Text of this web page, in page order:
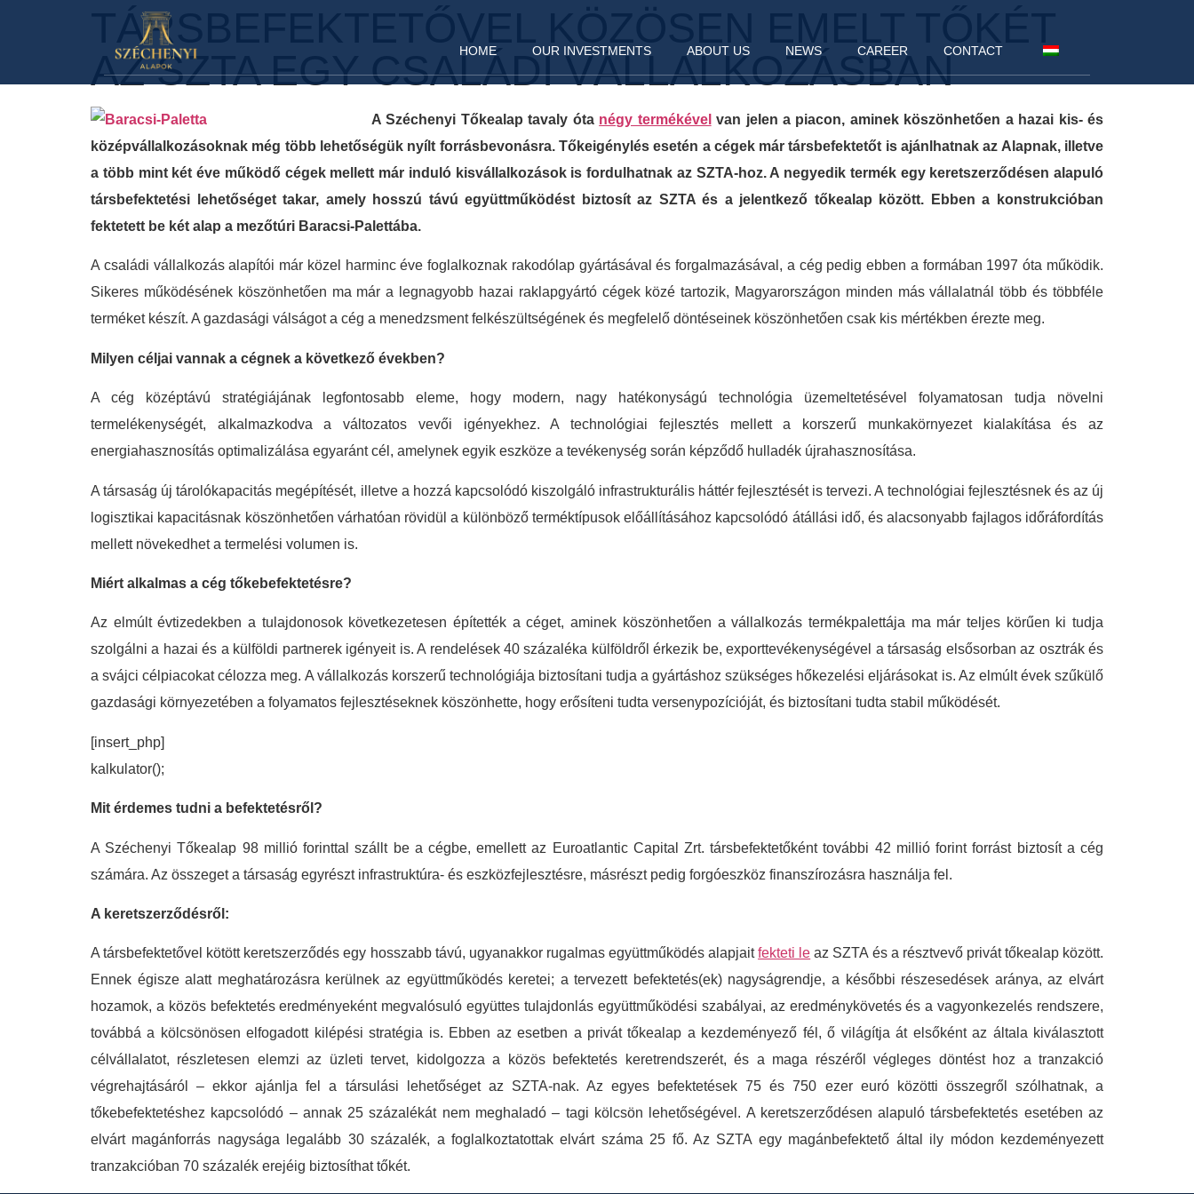
HOME OUR INVESTMENTS ABOUT US NEWS CAREER CONTACT
TÁRSBEFEKTETŐVEL KÖZÖSEN EMELT TŐKÉT
AZ SZTA EGY CSALÁDI VÁLLALKOZÁSBAN
A Széchenyi Tőkealap tavaly óta négy termékével van jelen a piacon, aminek köszönhetően a hazai kis- és
középvállalkozásoknak még több lehetőségük nyílt forrásbevonásra. Tőkeigénylés esetén a cégek már társbefektetőt is ajánlhatnak az Alapnak, illetve
a több mint két éve működő cégek mellett már induló kisvállalkozások is fordulhatnak az SZTA-hoz. A negyedik termék egy keretszerződésen alapuló
társbefektetési lehetőséget takar, amely hosszú távú együttműködést biztosít az SZTA és a jelentkező tőkealap között. Ebben a konstrukcióban
fektetett be két alap a mezőtúri Baracsi-Palettába.
A családi vállalkozás alapítói már közel harminc éve foglalkoznak rakodólap gyártásával és forgalmazásával, a cég pedig ebben a formában 1997 óta működik.
Sikeres működésének köszönhetően ma már a legnagyobb hazai raklapgyártó cégek közé tartozik, Magyarországon minden más vállalatnál több és többféle
terméket készít. A gazdasági válságot a cég a menedzsment felkészültségének és megfelelő döntéseinek köszönhetően csak kis mértékben érezte meg.
Milyen céljai vannak a cégnek a következő években?
A cég középtávú stratégiájának legfontosabb eleme, hogy modern, nagy hatékonyságú technológia üzemeltetésével folyamatosan tudja növelni
termelékenységét, alkalmazkodva a változatos vevői igényekhez. A technológiai fejlesztés mellett a korszerű munkakörnyezet kialakítása és az
energiahasznosítás optimalizálása egyaránt cél, amelynek egyik eszköze a tevékenység során képződő hulladék újrahasznosítása.
A társaság új tárolókapacitás megépítését, illetve a hozzá kapcsolódó kiszolgáló infrastrukturális háttér fejlesztését is tervezi. A technológiai fejlesztésnek és az új
logisztikai kapacitásnak köszönhetően várhatóan rövidül a különböző terméktípusok előállításához kapcsolódó átállási idő, és alacsonyabb fajlagos időráfordítás
mellett növekedhet a termelési volumen is.
Miért alkalmas a cég tőkebefektetésre?
Az elmúlt évtizedekben a tulajdonosok következetesen építették a céget, aminek köszönhetően a vállalkozás termékpalettája ma már teljes körűen ki tudja
szolgálni a hazai és a külföldi partnerek igényeit is. A rendelések 40 százaléka külföldről érkezik be, exporttevékenységével a társaság elsősorban az osztrák és
a svájci célpiacokat célozza meg. A vállalkozás korszerű technológiája biztosítani tudja a gyártáshoz szükséges hőkezelési eljárásokat is. Az elmúlt évek szűkülő
gazdasági környezetében a folyamatos fejlesztéseknek köszönhette, hogy erősíteni tudta versenypozícióját, és biztosítani tudta stabil működését.
[insert_php]
kalkulator();
Mit érdemes tudni a befektetésről?
A Széchenyi Tőkealap 98 millió forinttal szállt be a cégbe, emellett az Euroatlantic Capital Zrt. társbefektetőként további 42 millió forint forrást biztosít a cég
számára. Az összeget a társaság egyrészt infrastruktúra- és eszközfejlesztésre, másrészt pedig forgóeszköz finanszírozásra használja fel.
A keretszerződésről:
A társbefektetővel kötött keretszerződés egy hosszabb távú, ugyanakkor rugalmas együttműködés alapjaitfekteti le az SZTA és a résztvevő privát tőkealap között.
Ennek égisze alatt meghatározásra kerülnek az együttműködés keretei; a tervezett befektetés(ek) nagyságrendje, a későbbi részesedések aránya, az elvárt
hozamok, a közös befektetés eredményeként megvalósuló együttes tulajdonlás együttműködési szabályai, az eredménykövetés és a vagyonkezelés rendszere,
továbbá a kölcsönösen elfogadott kilépési stratégia is. Ebben az esetben a privát tőkealap a kezdeményező fél, ő világítja át elsőként az általa kiválasztott
célvállalatot, részletesen elemzi az üzleti tervet, kidolgozza a közös befektetés keretrendszerét, és a maga részéről végleges döntést hoz a tranzakció
végrehajtásáról – ekkor ajánlja fel a társulási lehetőséget az SZTA-nak. Az egyes befektetések 75 és 750 ezer euró közötti összegről szólhatnak, a
tőkebefektetéshez kapcsolódó – annak 25 százalékát nem meghaladó – tagi kölcsön lehetőségével. A keretszerződésen alapuló társbefektetés esetében az
elvárt magánforrás nagysága legalább 30 százalék, a foglalkoztatottak elvárt száma 25 fő. Az SZTA egy magánbefektető által ily módon kezdeményezett
tranzakcióban 70 százalék erejéig biztosíthat tőkét.